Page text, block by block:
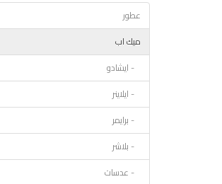
عطور
ميك اب
- ايشادو
- ايلاينر
- برايمر
- بلاشر
- عدسات